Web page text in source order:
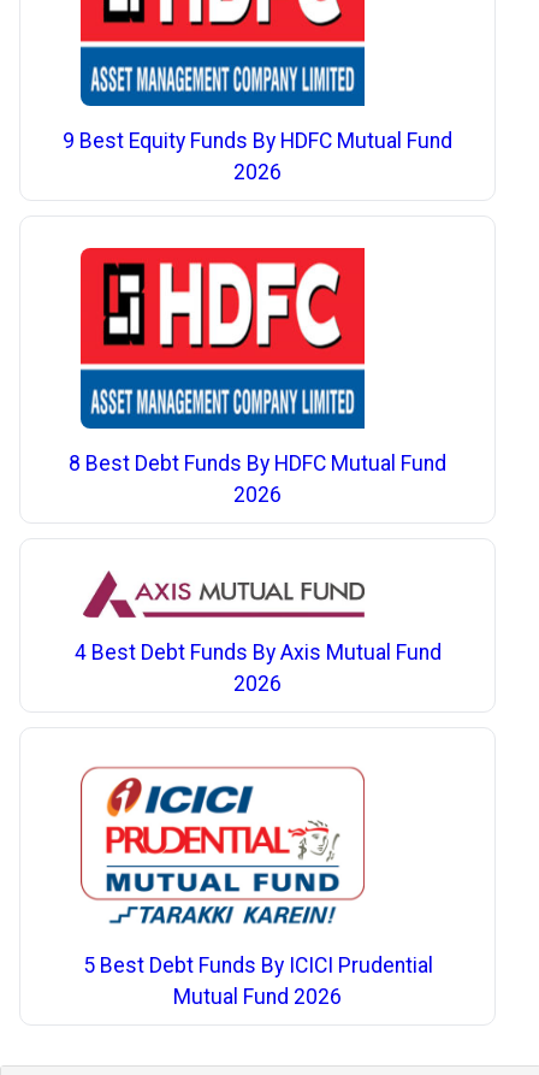
9 Best Equity Funds By HDFC Mutual Fund
2026
8 Best Debt Funds By HDFC Mutual Fund
2026
4 Best Debt Funds By Axis Mutual Fund
2026
5 Best Debt Funds By ICICI Prudential
Mutual Fund 2026